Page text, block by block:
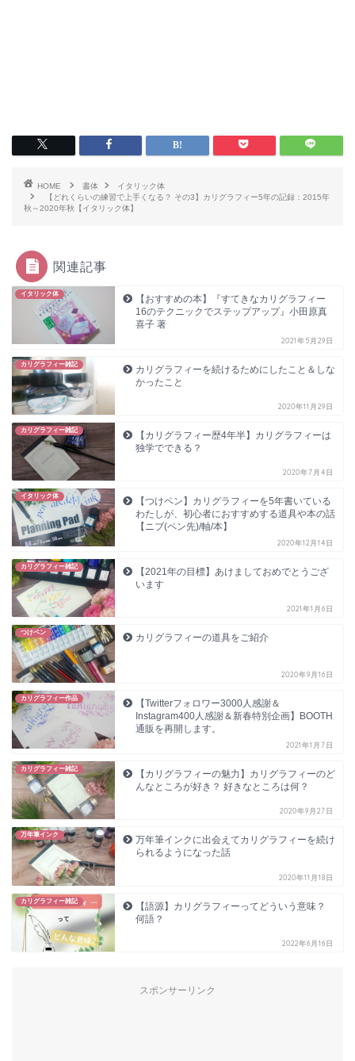
HOME 書体
イタリック体
【どれくらいの練習で上手くなる？ その3】カリグラフィー5年の記録：2015年
秋～2020年秋【イタリック体】
関連記事
イタリック体
【おすすめの本】『すてきなカリグラフィー
16のテクニックでステップアップ』小田原真
喜子 著
2021年5月29日
カリグラフィー雑記
カリグラフィーを続けるためにしたこと＆しな
かったこと
2020年11月29日
カリグラフィー雑記
【カリグラフィー歴4年半】カリグラフィーは
独学でできる？
2020年7月4日
イタリック体
【つけペン】カリグラフィーを5年書いている
わたしが、初心者におすすめする道具や本の話
【ニブ(ペン先)/軸/本】
2020年12月14日
カリグラフィー雑記
【2021年の目標】あけましておめでとうござ
います
2021年1月6日
つけペン カリグラフィーの道具をご紹介
2020年9月16日
カリグラフィー作品
【Twitterフォロワー3000人感謝＆
Instagram400人感謝＆新春特別企画】BOOTH
通販を再開します。
2021年1月7日
カリグラフィー雑記
【カリグラフィーの魅力】カリグラフィーのど
んなところが好き？ 好きなところは何？
2020年9月27日
万年筆インク
万年筆インクに出会えてカリグラフィーを続け
られるようになった話
2020年11月18日
カリグラフィー雑記
【語源】カリグラフィーってどういう意味？
何語？
2022年6月16日
スポンサーリンク